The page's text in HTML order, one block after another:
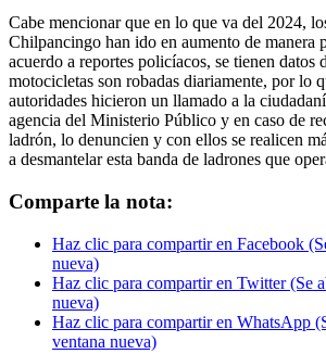
Cabe mencionar que en lo que va del 2024,
Chilpancingo han ido en aumento de manera
acuerdo a reportes policíacos, se tienen datos
motocicletas son robadas diariamente, por lo
autoridades hicieron un llamado a la
agencia del Ministerio Público y en caso de
ladrón, lo denuncien y con ellos se realicen
a desmantelar esta banda de ladrones que
Comparte la nota:
Haz clic para compartir en Facebook
nueva)
Haz clic para compartir en Twitter (Se
nueva)
Haz clic para compartir en WhatsApp
ventana nueva)